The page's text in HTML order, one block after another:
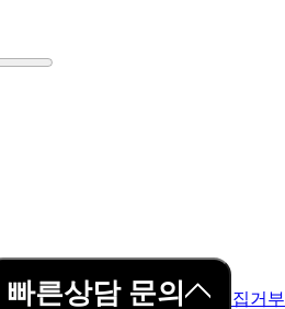
정보취급방침 이메일무단수집거부
빠른상담 문의